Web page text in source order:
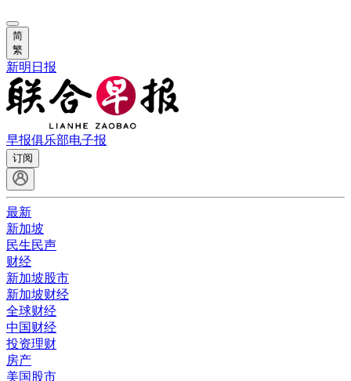
简
繁
新明日报
早报俱乐部电子报
订阅
最新
新加坡
民生民声
财经
新加坡股市
新加坡财经
全球财经
中国财经
投资理财
房产
美国股市